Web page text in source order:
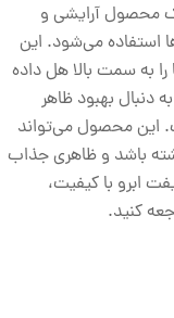
محصول آرایشی و
استفاده می‌شود. این
به سمت بالا هل داده
دنبال بهبود ظاهر
این محصول می‌تواند
باشد و ظاهری جذاب
ابرو با کیفیت،